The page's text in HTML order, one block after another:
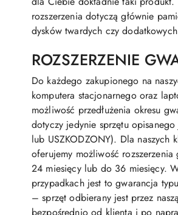
rozszerzenia dotyczą głównie
dysków twardych czy
ROZSZERZENIE
Do każdego zakupionego na
komputera stacjonarnego oraz
możliwość przedłużenia okresu
dotyczy jedynie sprzętu opisanego
lub USZKODZONY). Dla naszych
oferujemy możliwość
24 miesięcy lub do 36 miesięcy.
przypadkach jest to gwarancja
– sprzęt odbierany jest przez
bezpośrednio od klienta i po